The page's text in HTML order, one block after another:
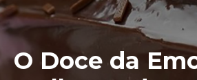
O Doce da